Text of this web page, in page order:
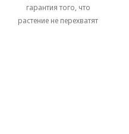
гарантия того, что
растение не перехватят